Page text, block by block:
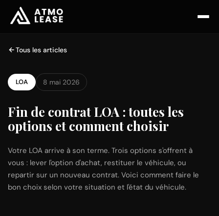
Tous les articles
LOA 8 mai 2026
Fin de contrat LOA : toutes les
options et comment choisir
Votre LOA arrive à son terme. Trois options s'offrent à
vous : lever l'option d'achat, restituer le véhicule, ou
repartir sur un nouveau contrat. Voici comment faire le
bon choix selon votre situation et l'état du véhicule.